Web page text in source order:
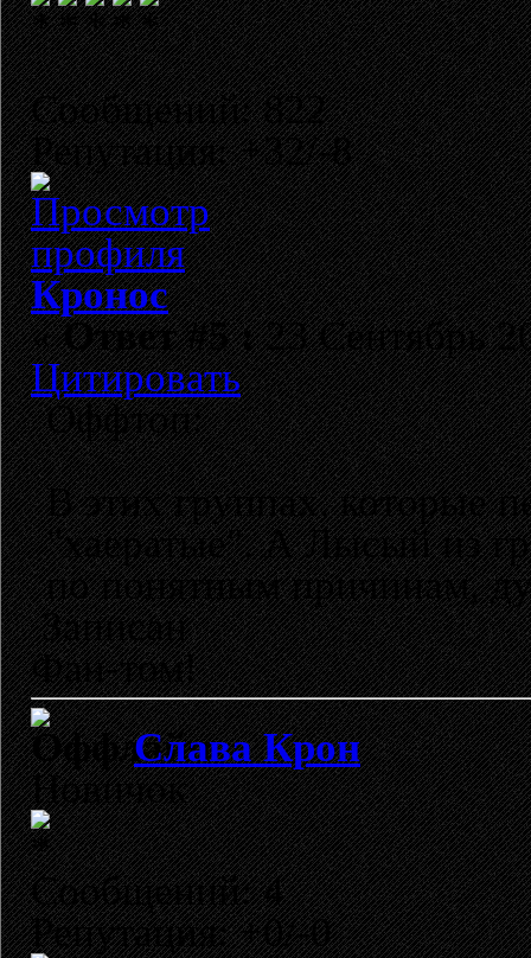
Сообщений: 822
Репутация: +32/-8
Кронос
«Ответ #5 :23 Сентябрь
Цитировать
Оффтоп:
В этих группах, которые
"хаератые". А Лысый из
по понятным причинам,
Записан
Фан-том!
Слава Крон
Новичок
Сообщений: 4
Репутация: +0/-0